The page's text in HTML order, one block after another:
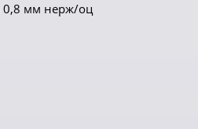
0,8 мм нерж/оц